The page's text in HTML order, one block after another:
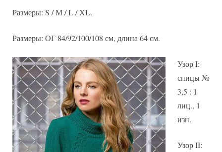
Размеры: S / М / L / XL.
Размеры: ОГ 84/92/100/108 см, длина 64 см.
Узор I:
спицы №
3,5 : 1
лиц., 1
изн.
Узор II: